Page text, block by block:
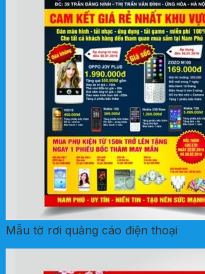
Mẫu tờ rơi quảng cáo điện thoại